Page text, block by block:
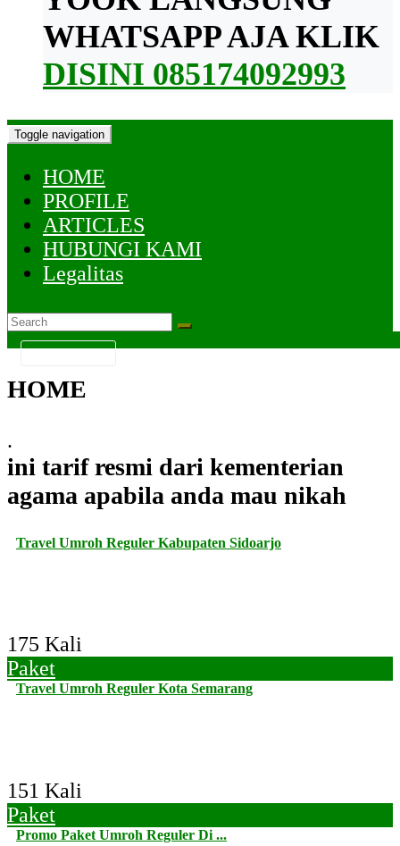
WHATSAPP AJAKLIK
DISINI 085174092993
Toggle navigation
HOME
PROFILE
ARTICLES
HUBUNGI KAMI
Legalitas
KATEGORI
HOME
.
ini tarif resmi dari kementerian
agama apabila anda mau nikah
Travel Umroh Reguler Kabupaten Sidoarjo
175 Kali
Paket
Travel Umroh Reguler Kota Semarang
151 Kali
Paket
Promo Paket Umroh Reguler Di ...